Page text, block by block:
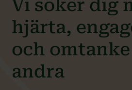
Vi söker dig
hjärta,
och
andra